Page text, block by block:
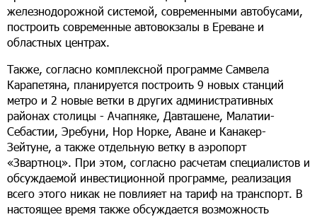
железнодорожной системой, современными автобусами,
построить современные автовокзалы в Ереване и
областных центрах.
Также, согласно комплексной программе Самвела
Карапетяна, планируется построить 9 новых станций
метро и 2 новые ветки в других административных
районах столицы - Ачапняке, Давташене, Малатии-
Себастии, Эребуни, Нор Норке, Аване и Канакер-
Зейтуне, а также отдельную ветку в аэропорт
«Звартноц». При этом, согласно расчетам специалистов и
обсуждаемой инвестиционной программе, реализация
всего этого никак не повлияет на тариф на транспорт. В
настоящее время также обсуждается возможность